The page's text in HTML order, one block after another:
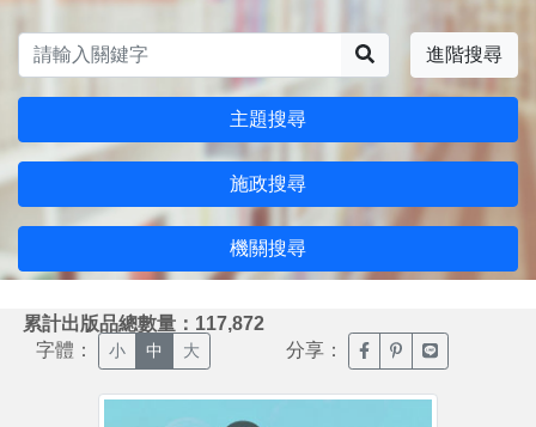
進階搜尋
主題搜尋
施政搜尋
機關搜尋
累計出版品總數量：117,872
字體： 小 中 大 分享： 臉書分享(另開新視窗)
噗浪分享(另開新
Line分享(另